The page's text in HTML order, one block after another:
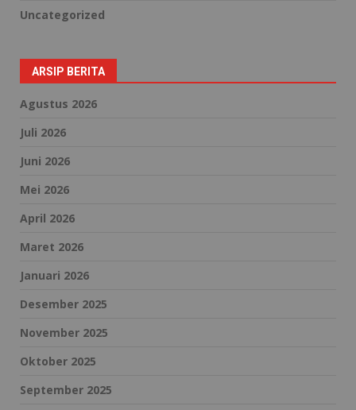
Uncategorized
ARSIP BERITA
Agustus 2026
Juli 2026
Juni 2026
Mei 2026
April 2026
Maret 2026
Januari 2026
Desember 2025
November 2025
Oktober 2025
September 2025